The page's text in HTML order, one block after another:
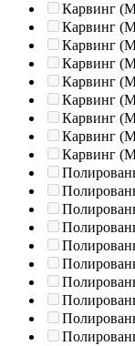
Карвинг
Карвинг
Карвинг
Карвинг
Карвинг
Карвинг
Карвинг
Карвинг
Карвинг